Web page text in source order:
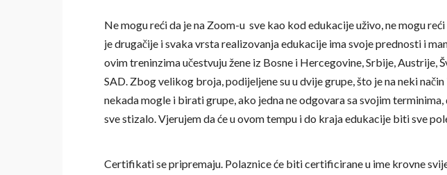
Ne mogu reći da je na Zoom-u sve kao kod edukacije uživo, ne mogu
je drugačije i svaka vrsta realizovanja edukacije ima svoje prednosti i
ovim treninzima učestvuju žene iz Bosne i Hercegovine, Srbije, Austrije,
SAD. Zbog velikog broja, podijeljene su u dvije grupe, što je na neki
nekada mogle i birati grupe, ako jedna ne odgovara sa svojim
sve stizalo. Vjerujem da će u ovom tempu i do kraja edukacije biti sve
Certifikati se pripremaju. Polaznice će biti certificirane u ime krovne